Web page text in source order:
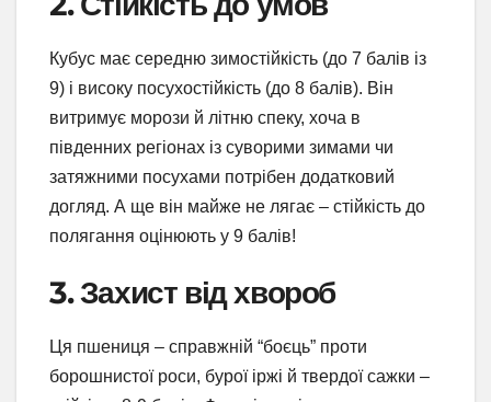
Кубус має середню зимостійкість (до 7 балів із
9) і високу посухостійкість (до 8 балів). Він
витримує морози й літню спеку, хоча в
південних регіонах із суворими зимами чи
затяжними посухами потрібен додатковий
догляд. А ще він майже не лягає – стійкість до
полягання оцінюють у 9 балів!
3. Захист від хвороб
Ця пшениця – справжній “боєць” проти
борошнистої роси, бурої іржі й твердої сажки –